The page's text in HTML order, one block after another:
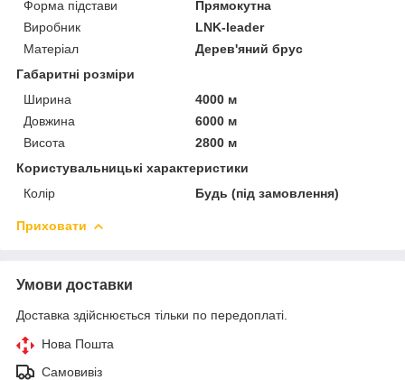
Форма підстави
Прямокутна
Виробник
LNK-leader
Матеріал
Дерев'яний брус
Габаритні розміри
Ширина
4000 м
Довжина
6000 м
Висота
2800 м
Користувальницькі характеристики
Колір
Будь (під замовлення)
Приховати
Умови доставки
Доставка здійснюється тільки по передоплаті.
Нова Пошта
Самовивіз